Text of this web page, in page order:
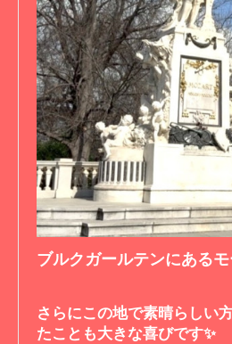
ブルクガールテンにある
さらにこの地で素晴らしい
たことも大きな喜びです✨